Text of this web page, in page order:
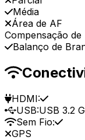
Média
Área de AF
Compensação de
Balanço de
HDMI:
USB:USB 3.2
Sem Fio:
GPS